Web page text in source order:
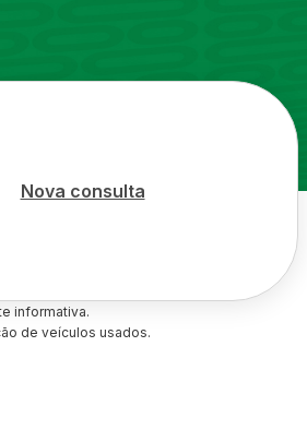
Nova consulta
informativa.
de veículos usados.